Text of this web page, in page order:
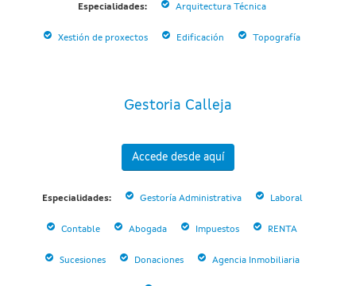
Especialidades: Arquitectura Técnica
Xestión de proxectos Edificación Topografía
Gestoria Calleja
Accede desde aquí
Especialidades: Gestoría Administrativa Laboral
Contable Abogada Impuestos RENTA
Sucesiones Donaciones Agencia Inmobiliaria